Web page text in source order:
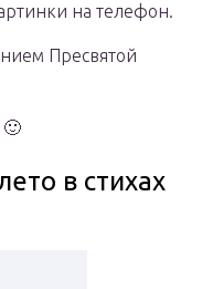
на телефон.
Пресвятой
🙂
в стихах